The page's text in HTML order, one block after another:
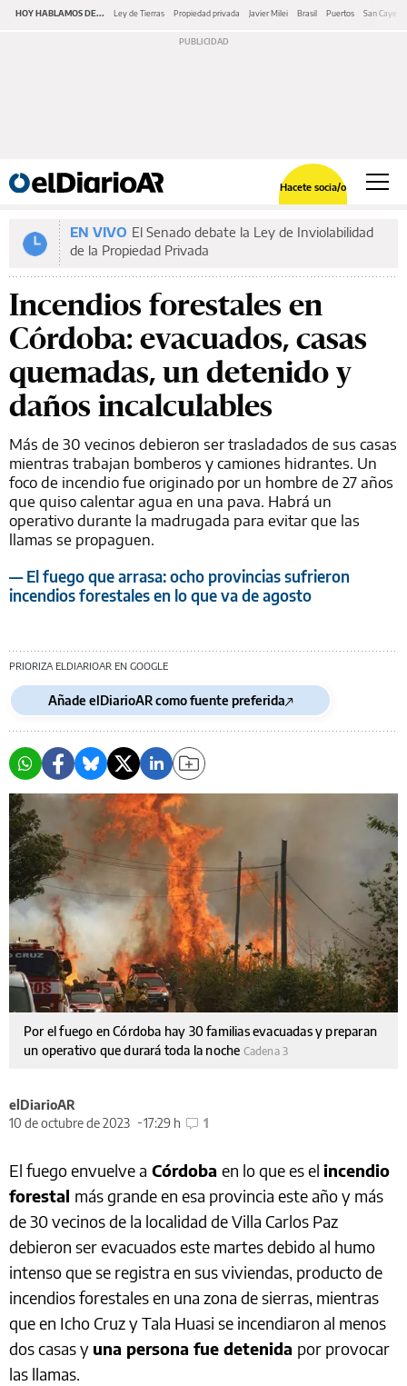
HOY HABLAMOS DE... Ley de Tierras Propiedad privada Javier Milei Brasil Puertos San
Hacete socia/o
EN VIVO El Senado debate la Ley de Inviolabilidad
de la Propiedad Privada
Incendios forestales en
Córdoba: evacuados, casas
quemadas, un detenido y
daños incalculables
Más de 30 vecinos debieron ser trasladados de sus casas
mientras trabajan bomberos y camiones hidrantes. Un
foco de incendio fue originado por un hombre de 27 años
que quiso calentar agua en una pava. Habrá un
operativo durante la madrugada para evitar que las
llamas se propaguen.
— El fuego que arrasa: ocho provincias sufrieron
incendios forestales en lo que va de agosto
PRIORIZA ELDIARIOAR EN GOOGLE
Añade elDiarioAR como fuente preferida
Por el fuego en Córdoba hay 30 familias evacuadas y preparan
un operativo que durará toda la noche Cadena 3
elDiarioAR
10 de octubre de 2023
17:29 h 1
El fuego envuelve a Córdoba en lo que es el incendio
forestal más grande en esa provincia este año y más
de 30 vecinos de la localidad de Villa Carlos Paz
debieron ser evacuados este martes debido al humo
intenso que se registra en sus viviendas, producto de
incendios forestales en una zona de sierras, mientras
que en Icho Cruz y Tala Huasi se incendiaron al menos
dos casas y una persona fue detenida por provocar
las llamas.